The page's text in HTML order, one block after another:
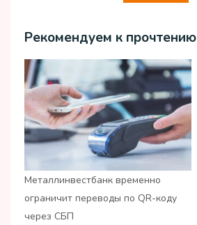
Рекомендуем к прочтению
Металлинвестбанк временно
ограничит переводы по QR-коду
через СБП